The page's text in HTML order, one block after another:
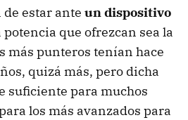
estar ante un dispositivo
potencia que ofrezcan sea la
más punteros tenían hace
quizá más, pero dicha
suficiente para muchos
los más avanzados para